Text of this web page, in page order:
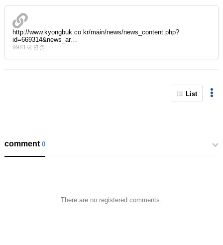
http://www.kyongbuk.co.kr/main/news/news_content.php?
id=669314&news_ar…
9981회 연결
List
comment0
There are no registered comments.